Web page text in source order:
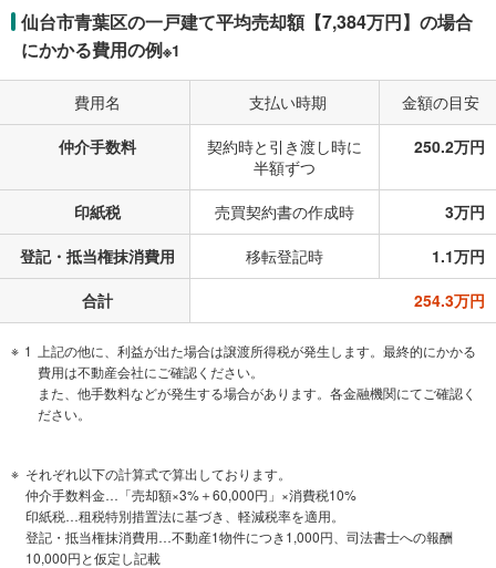
仙台市青葉区の一戸建て平均売却額【7,384万円】の場合
にかかる費用の例※1
費用名 支払い時期
金額の目安
仲介手数料
契約時と引き渡し時に
半額ずつ
250.2万円
印紙税 売買契約書の作成時
3万円
登記・抵当権抹消費用
移転登記時
1.1万円
合計
254.3万円
1
上記の他に、利益が出た場合は譲渡所得税が発生します。最終的にかかる
費用は不動産会社にご確認ください。
また、他手数料などが発生する場合があります。各金融機関にてご確認く
ださい。
それぞれ以下の計算式で算出しております。
仲介手数料金…「売却額×3%＋60,000円」×消費税10%
印紙税…租税特別措置法に基づき、軽減税率を適用。
登記・抵当権抹消費用…不動産1物件につき1,000円、司法書士への報酬
10,000円と仮定し記載